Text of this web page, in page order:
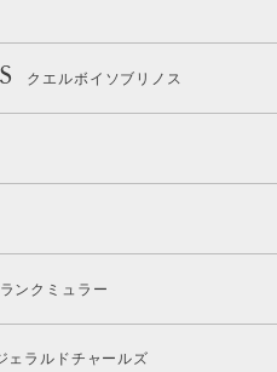
クエルボイソブリノス
ンクミュラー
ェラルドチャールズ